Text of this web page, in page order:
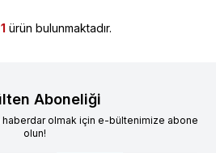
1 ürün bulunmaktadır.
Aboneliği
olmak için e-bültenimize abone
olun!